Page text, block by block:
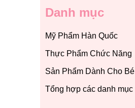
Danh mục
Mỹ Phẩm Hàn Quốc
Thực Phẩm Chức Năng
Sản Phẩm Dành Cho Bé
Tổng hợp các danh mục